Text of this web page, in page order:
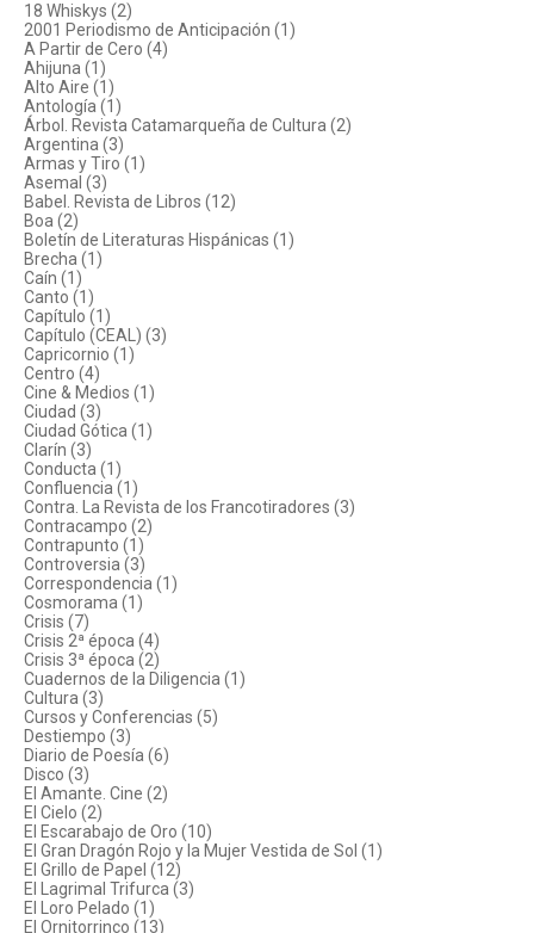
18 Whiskys (2)
2001 Periodismo de Anticipación (1)
A Partir de Cero (4)
Ahijuna (1)
Alto Aire (1)
Antología (1)
Árbol. Revista Catamarqueña de Cultura (2)
Argentina (3)
Armas y Tiro (1)
Asemal (3)
Babel. Revista de Libros (12)
Boa (2)
Boletín de Literaturas Hispánicas (1)
Brecha (1)
Caín (1)
Canto (1)
Capítulo (1)
Capítulo (CEAL) (3)
Capricornio (1)
Centro (4)
Cine & Medios (1)
Ciudad (3)
Ciudad Gótica (1)
Clarín (3)
Conducta (1)
Confluencia (1)
Contra. La Revista de los Francotiradores (3)
Contracampo (2)
Contrapunto (1)
Controversia (3)
Correspondencia (1)
Cosmorama (1)
Crisis (7)
Crisis 2ª época (4)
Crisis 3ª época (2)
Cuadernos de la Diligencia (1)
Cultura (3)
Cursos y Conferencias (5)
Destiempo (3)
Diario de Poesía (6)
Disco (3)
El Amante. Cine (2)
El Cielo (2)
El Escarabajo de Oro (10)
El Gran Dragón Rojo y la Mujer Vestida de Sol (1)
El Grillo de Papel (12)
El Lagrimal Trifurca (3)
El Loro Pelado (1)
El Ornitorrinco (13)